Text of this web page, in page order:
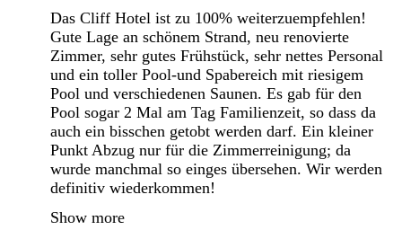
Das Cliff Hotel ist zu 100% weiterzuempfehlen!
Gute Lage an schönem Strand, neu renovierte
Zimmer, sehr gutes Frühstück, sehr nettes Personal
und ein toller Pool-und Spabereich mit riesigem
Pool und verschiedenen Saunen. Es gab für den
Pool sogar 2 Mal am Tag Familienzeit, so dass da
auch ein bisschen getobt werden darf. Ein kleiner
Punkt Abzug nur für die Zimmerreinigung; da
wurde manchmal so einges übersehen. Wir werden
definitiv wiederkommen!
Show more